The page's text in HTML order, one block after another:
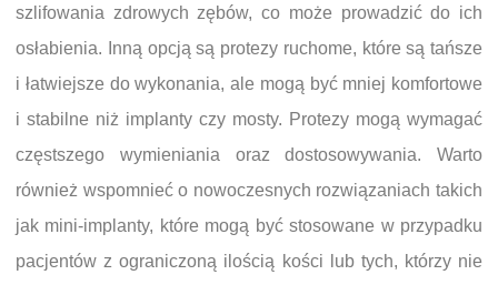
szlifowania zdrowych zębów, co może prowadzić do ich
osłabienia. Inną opcją są protezy ruchome, które są tańsze
i łatwiejsze do wykonania, ale mogą być mniej komfortowe
i stabilne niż implanty czy mosty. Protezy mogą wymagać
częstszego wymieniania oraz dostosowywania. Warto
również wspomnieć o nowoczesnych rozwiązaniach takich
jak mini-implanty, które mogą być stosowane w przypadku
pacjentów z ograniczoną ilością kości lub tych, którzy nie